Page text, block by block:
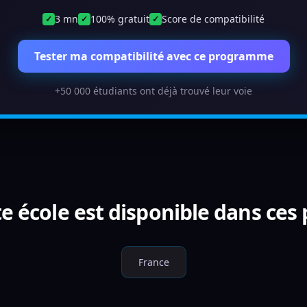
✓ 3 mn ✓ 100% gratuit ✓ Score de compatibilité
Tester ma compatibilité avec ce programme
+50 000 étudiants ont déjà trouvé leur voie
école est disponible dans ces
France